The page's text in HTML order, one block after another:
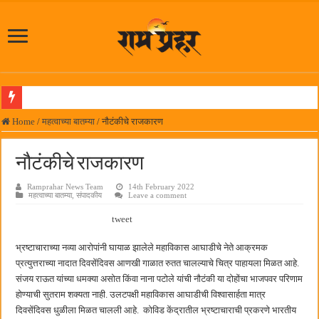
पनवेलमध्ये महारोजगार मेळाव्यास उत्स्फूर्त प्रतिसाद
आमदार प्रशांत ठाकूर यांच्या उपस्थितीत विद्यार्थ्यांना रेनकोट, शिक्षकांना छत्री वाटप
लोकनेते रामशेठ ठाकूर समाजसेवेतील हिरा -आमदार रविशेठ पाटील
सर्वात मोठ्या दिवाळी अंक स्पर्धेचा निकाल जाहीर
जनार्दन भगत शिक्षण प्रसारक संस्थेच्या मुख्य प्रशासकीय कार्यालयासह भव्य मूट कोर्टचे बुधवारी
पालेखुर्द येथील जि.प. शाळेच्या नूतन इमारतीचे लोकनेते रामशेठ ठाकूर यांच्या उद्घाटन
Home / महत्वाच्या बातम्या / नौटंकीचे राजकारण
नौटंकीचे राजकारण
Ramprahar News Team
14th February 2022
महत्वाच्या बातम्या,संपादकीय Leave a comment
tweet
भ्रष्टाचाराच्या नव्या आरोपांनी घायाळ झालेले महाविकास आघाडीचे नेते आक्रमक
प्रत्युत्तराच्या नादात दिवसेंदिवस आणखी गाळात रुतत चालल्याचे चित्र पाहायला मिळत आहे.
संजय राऊत यांच्या धमक्या असोत किंवा नाना पटोले यांची नौटंकी या दोहोंचा भाजपवर परिणाम
होण्याची सुतराम शक्यता नाही. उलटपक्षी महाविकास आघाडीची विश्वासार्हता मात्र
दिवसेंदिवस धुळीला मिळत चालली आहे. कोविड केंद्रातील भ्रष्टाचाराची प्रकरणे भारतीय